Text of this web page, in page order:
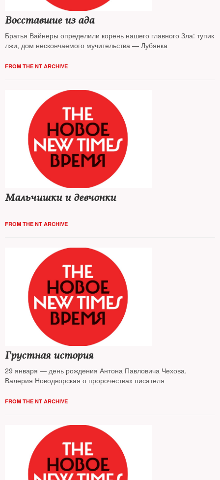
Восставшие из ада
Братья Вайнеры определили корень нашего главного Зла: тупик
лжи, дом нескончаемого мучительства — Лубянка
FROM THE NT ARCHIVE
Мальчишки и девчонки
FROM THE NT ARCHIVE
Грустная история
29 января — день рождения Антона Павловича Чехова.
Валерия Новодворская о пророчествах писателя
FROM THE NT ARCHIVE